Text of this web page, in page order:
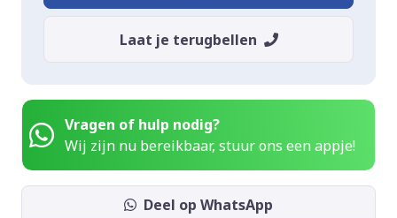
Laat je terugbellen
Vragen of hulp nodig?
Wij zijn nu bereikbaar, stuur ons een appje!
Deel op WhatsApp